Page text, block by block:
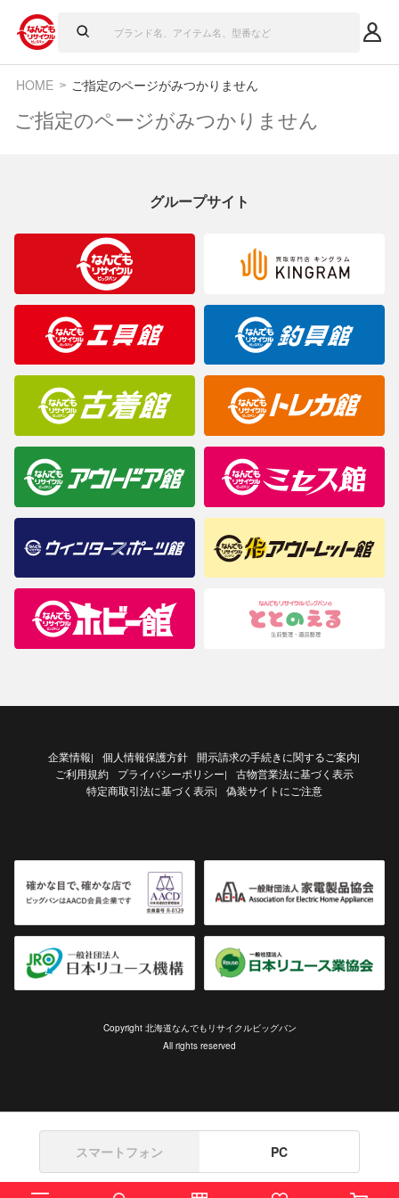
HOME ご指定のページがみつかりません
ご指定のページがみつかりません
グループサイト
企業情報| 個人情報保護方針 開示請求の手続きに関するご案内|
ご利用規約 プライバシーポリシー|
古物営業法に基づく表示
特定商取引法に基づく表示| 偽装サイトにご注意
Copyright 北海道なんでもリサイクルビッグバン
All rights reserved
スマートフォン PC